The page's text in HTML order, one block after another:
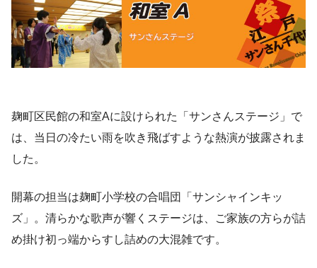
麹町区民館の和室Aに設けられた「サンさんステージ」で
は、当日の冷たい雨を吹き飛ばすような熱演が披露されま
した。
開幕の担当は麹町小学校の合唱団「サンシャインキッ
ズ」。清らかな歌声が響くステージは、ご家族の方らが詰
め掛け初っ端からすし詰めの大混雑です。